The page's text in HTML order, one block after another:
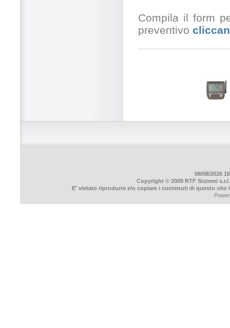
Compila il form
preventivo
08/08/2026
Copyright © 2009 RTF Sistemi
E' vietato riprodurre e/o copiare i contenuti di questo